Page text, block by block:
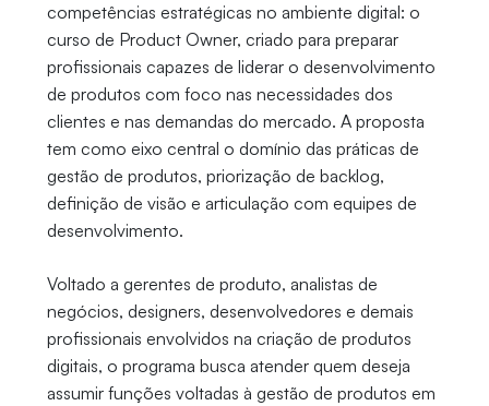
competências estratégicas no ambiente digital: o
curso de Product Owner, criado para preparar
profissionais capazes de liderar o desenvolvimento
de produtos com foco nas necessidades dos
clientes e nas demandas do mercado. A proposta
tem como eixo central o domínio das práticas de
gestão de produtos, priorização de backlog,
definição de visão e articulação com equipes de
desenvolvimento.
Voltado a gerentes de produto, analistas de
negócios, designers, desenvolvedores e demais
profissionais envolvidos na criação de produtos
digitais, o programa busca atender quem deseja
assumir funções voltadas à gestão de produtos em